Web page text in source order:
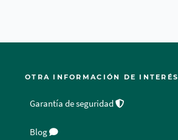
OTRA INFORMACIÓN DE INTERÉS
Garantía de seguridad
Blog